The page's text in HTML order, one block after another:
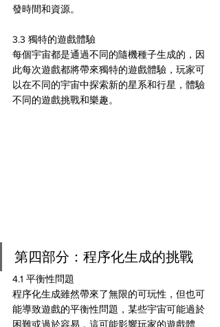
發時間和資源。
3.3 獨特的遊戲體驗
每個宇宙都是通過不同的隨機種子生成的，因
此每次遊戲都將帶來獨特的遊戲體驗，玩家可
以在不同的宇宙中探索新的星系和行星，體驗
不同的遊戲挑戰和樂趣。
第四部分：程序化生成的挑戰
4.1 平衡性問題
程序化生成雖然帶來了無限的可玩性，但也可
能導致遊戲的平衡性問題，某些宇宙可能過於
困難或過於容易，這可能影響玩家的遊戲體